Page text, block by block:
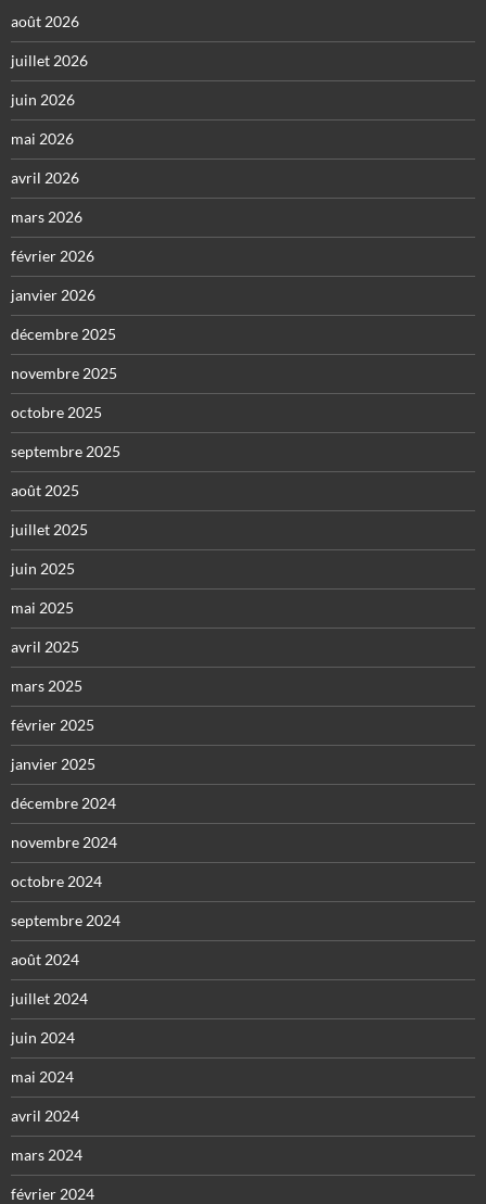
août 2026
juillet 2026
juin 2026
mai 2026
avril 2026
mars 2026
février 2026
janvier 2026
décembre 2025
novembre 2025
octobre 2025
septembre 2025
août 2025
juillet 2025
juin 2025
mai 2025
avril 2025
mars 2025
février 2025
janvier 2025
décembre 2024
novembre 2024
octobre 2024
septembre 2024
août 2024
juillet 2024
juin 2024
mai 2024
avril 2024
mars 2024
février 2024